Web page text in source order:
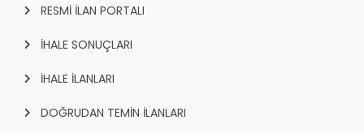
RESMİ İLAN PORTALI
İHALE SONUÇLARI
İHALE İLANLARI
DOĞRUDAN TEMİN İLANLARI